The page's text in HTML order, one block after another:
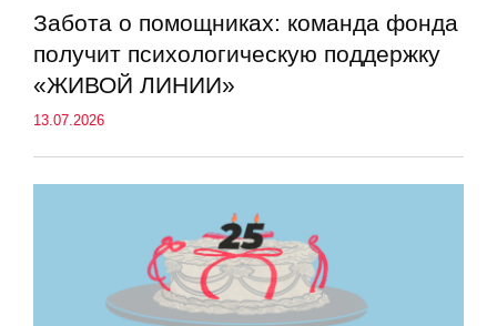
Забота о помощниках: команда фонда
получит психологическую поддержку
«ЖИВОЙ ЛИНИИ»
13.07.2026